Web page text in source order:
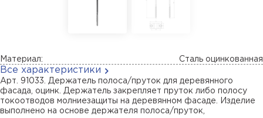
Материал: Сталь оцинкованная
Все характеристики
Арт. 91033. Держатель полоса/пруток для деревянного
фасада, оцинк. Держатель закрепляет пруток либо полосу
токоотводов молниезащиты на деревянном фасаде. Изделие
выполнено на основе держателя полоса/пруток,